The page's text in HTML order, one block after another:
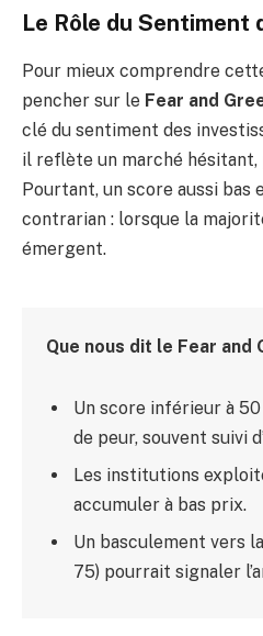
Le Rôle du Sentiment
Pour mieux comprendre
pencher sur le Fear and
clé du sentiment des
il reflète un marché hésitant,
Pourtant, un score aussi bas
contrarian : lorsque la
émergent.
Que nous dit le Fear and
Un score inférieur à
de peur, souvent suivi
Les institutions
accumuler à bas prix.
Un basculement vers
75) pourrait signaler